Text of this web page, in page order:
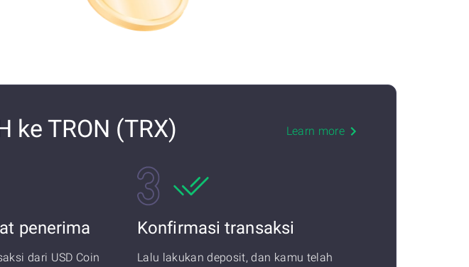
ke TRON (TRX) Learn more
penerima
dari USD Coin
Konfirmasi transaksi
Lalu lakukan deposit, dan kamu telah